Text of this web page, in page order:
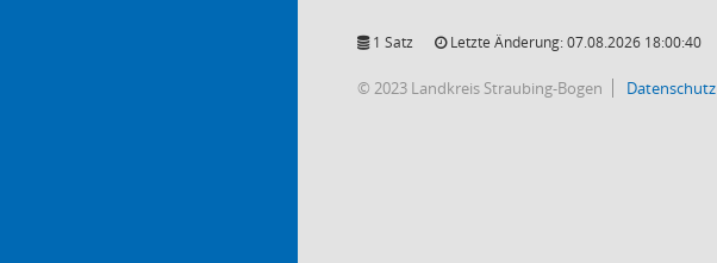
1 Satz Letzte Änderung: 07.08.2026 18:00:40
© 2023 Landkreis Straubing-Bogen Datenschutz